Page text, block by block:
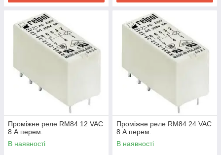
Проміжне реле RM84 12 VAC
8 А перем.
В наявності
Проміжне реле RM84 24 VAC
8 А перем.
В наявності